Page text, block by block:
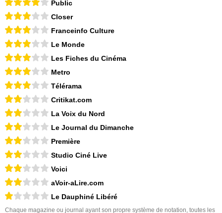
Public
Closer
Franceinfo Culture
Le Monde
Les Fiches du Cinéma
Metro
Télérama
Critikat.com
La Voix du Nord
Le Journal du Dimanche
Première
Studio Ciné Live
Voici
aVoir-aLire.com
Le Dauphiné Libéré
Chaque magazine ou journal ayant son propre système de notation, toutes les